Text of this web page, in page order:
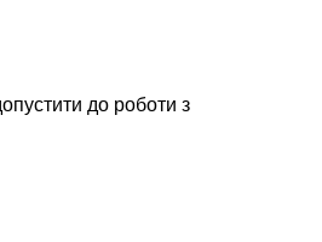
до роботи з